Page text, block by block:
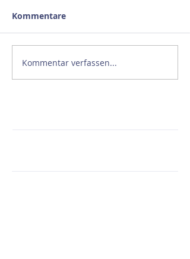
Kommentare
Kommentar verfassen...